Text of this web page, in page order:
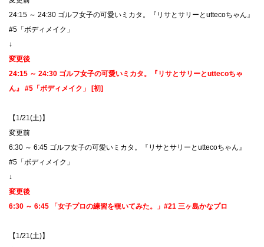
24:15 ～ 24:30 ゴルフ女子の可愛いミカタ。『リサとサリーとuttecoちゃん』
#5「ボディメイク」
↓
変更後
24:15 ～ 24:30 ゴルフ女子の可愛いミカタ。『リサとサリーとuttecoちゃ
ん』 #5「ボディメイク」 [初]
【1/21(土)】
​変更前
6:30 ～ 6:45 ゴルフ女子の可愛いミカタ。『リサとサリーとuttecoちゃん』
#5「ボディメイク」
↓
変更後
6:30 ～ 6:45 「女子プロの練習を覗いてみた。」#21 三ヶ島かなプロ
【1/21(土)】